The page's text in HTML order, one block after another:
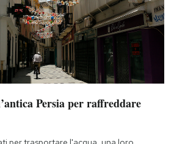
Persia per raffreddare